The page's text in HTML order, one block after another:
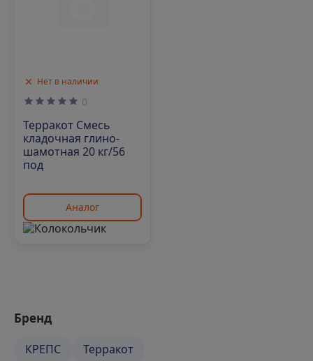
Нет в наличии
0
Терракот Смесь
кладочная глино-
шамотная 20 кг/56
под
Аналог
Бренд
КРЕПС Терракот